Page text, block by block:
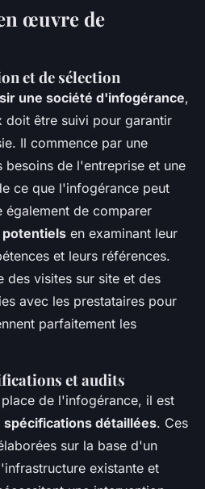
œuvre de
et de sélection
une société d'infogérance,
doit être suivi pour garantir
Il commence par une
besoins de l'entreprise et une
ce que l'infogérance peut
de comparer
en examinant leur
et leurs références.
des visites sur site et des
avec les prestataires pour
parfaitement les
et audits
de l'infogérance, il est
spécifications détaillées. Ces
sur la base d'un
existante et